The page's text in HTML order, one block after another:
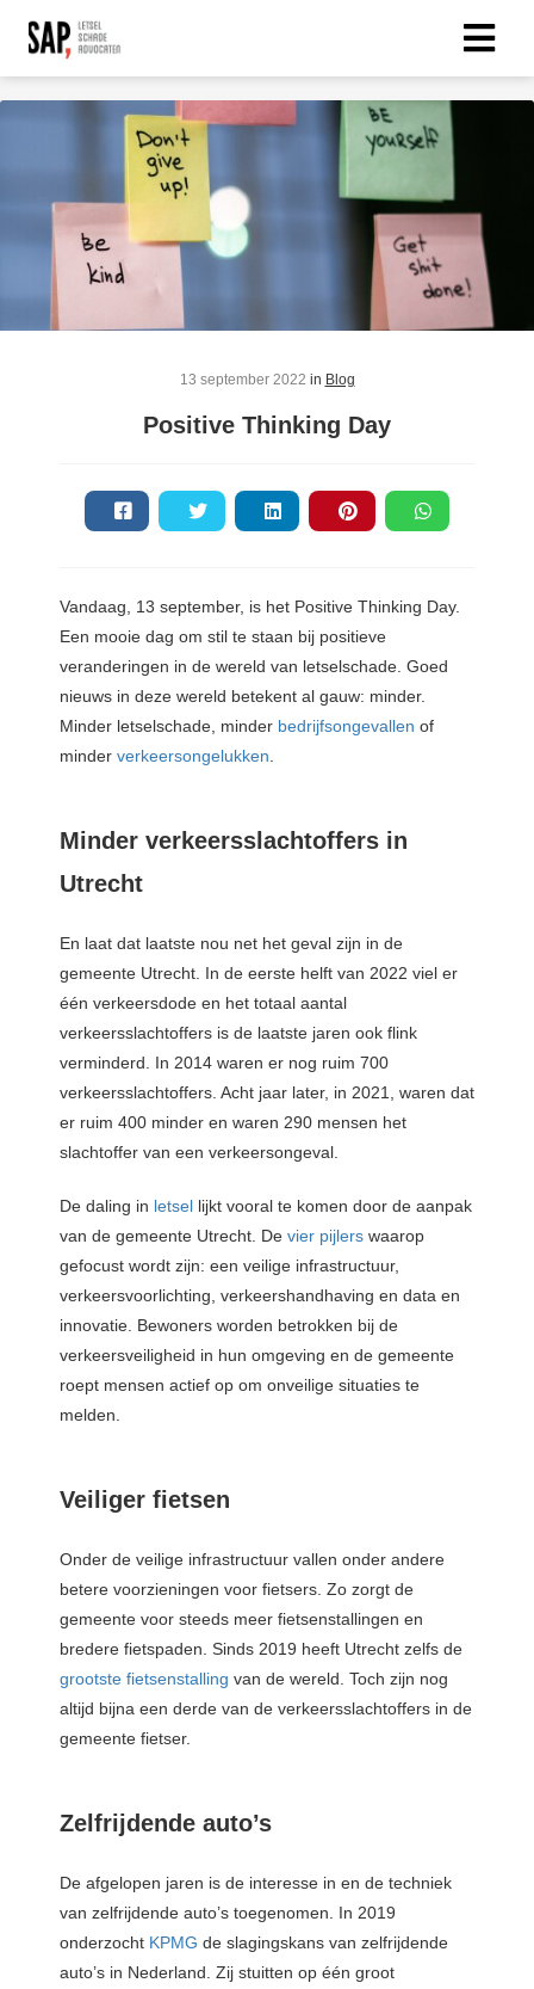
13 september 2022 in Blog
Positive Thinking Day
Vandaag, 13 september, is het Positive Thinking Day.
Een mooie dag om stil te staan bij positieve
veranderingen in de wereld van letselschade. Goed
nieuws in deze wereld betekent al gauw: minder.
Minder letselschade, minder bedrijfsongevallen of
minder verkeersongelukken
Minder verkeersslachtoffers in
Utrecht
En laat dat laatste nou net het geval zijn in de
gemeente Utrecht. In de eerste helft van 2022 viel er
één verkeersdode en het totaal aantal
verkeersslachtoffers is de laatste jaren ook flink
verminderd. In 2014 waren er nog ruim 700
verkeersslachtoffers. Acht jaar later, in 2021, waren dat
er ruim 400 minder en waren 290 mensen het
slachtoffer van een verkeersongeval.
De daling in letsel lijkt vooral te komen door de aanpak
van de gemeente Utrecht. De vier pijlers waarop
gefocust wordt zijn: een veilige infrastructuur,
verkeersvoorlichting, verkeershandhaving en data en
innovatie. Bewoners worden betrokken bij de
verkeersveiligheid in hun omgeving en de gemeente
roept mensen actief op om onveilige situaties te
melden.
Veiliger fietsen
Onder de veilige infrastructuur vallen onder andere
betere voorzieningen voor fietsers. Zo zorgt de
gemeente voor steeds meer fietsenstallingen en
bredere fietspaden. Sinds 2019 heeft Utrecht zelfs de
grootste fietsenstalling van de wereld. Toch zijn nog
altijd bijna een derde van de verkeersslachtoffers in de
gemeente fietser.
Zelfrijdende auto’s
De afgelopen jaren is de interesse in en de techniek
van zelfrijdende auto’s toegenomen. In 2019
onderzocht KPMG de slagingskans van zelfrijdende
auto’s in Nederland. Zij stuitten op één groot